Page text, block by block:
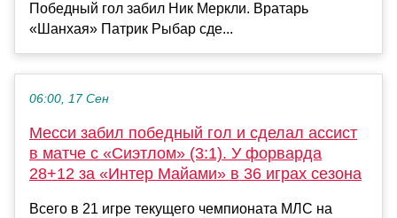
Победный гол забил Ник Меркли. Вратарь
«Шанхая» Патрик Рыбар сде...
06:00, 17 Сен
Месси забил победный гол и сделал ассист
в матче с «Сиэтлом» (3:1). У форварда
28+12 за «Интер Майами» в 36 играх сезона
Всего в 21 игре текущего чемпионата МЛС на